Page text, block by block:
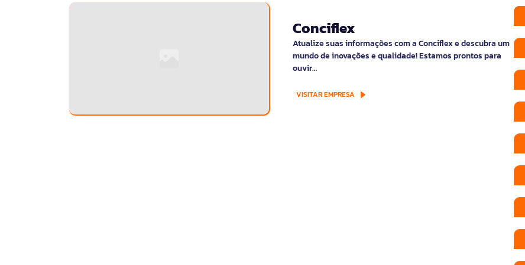
Conciflex
Atualize suas informações com a Conciflex e descubra um
mundo de inovações e qualidade! Estamos prontos para
ouvir…
VISITAR EMPRESA